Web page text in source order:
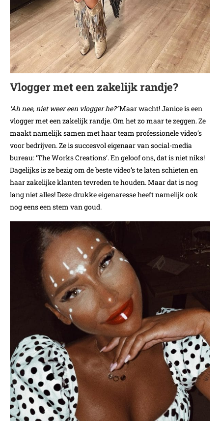
Vlogger met een zakelijk randje?
‘Ah nee, niet weer een vlogger he?’Maar wacht! Janice is een
vlogger met een zakelijk randje. Om het zo maar te zeggen. Ze
maakt namelijk samen met haar team professionele video’s
voor bedrijven. Ze is succesvol eigenaar van social-media
bureau: ‘The Works Creations’. En geloof ons, dat is niet niks!
Dagelijks is ze bezig om de beste video’s te laten schieten en
haar zakelijke klanten tevreden te houden. Maar dat is nog
lang niet alles! Deze drukke eigenaresse heeft namelijk ook
nog eens een stem van goud.